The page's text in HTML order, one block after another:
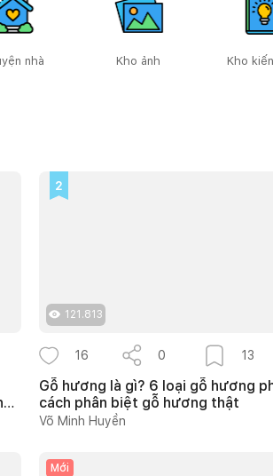
nhà Kho ảnh Kho
2
121.813
16 0 13
Gỗ hương là gì? 6 loại gỗ hương
cách phân biệt gỗ hương thật
Võ Minh Huyền
Mới